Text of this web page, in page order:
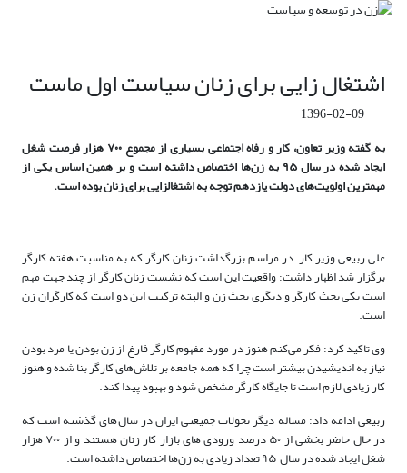
اشتغال زایی برای زنان سیاست اول ماست
1396-02-09
به گفته وزیر تعاون، کار و رفاه اجتماعی بسیاری از مجموع ۷۰۰ هزار فرصت شغل
ایجاد شده در سال ۹۵ به زن‌ها اختصاص داشته است و بر همین اساس یکی از
مهمترین اولویت‌های دولت یازدهم توجه به اشتغالزایی برای زنان بوده است.
علی ربیعی وزیر کار در مراسم بزرگداشت زنان کارگر که به مناسبت هفته کارگر
برگزار شد اظهار داشت:‌ واقعیت این است که نشست زنان کارگر از چند جهت مهم
است یکی بحث کارگر و دیگری بحث زن و البته ترکیب این دو است که کارگران زن
است.
وی تاکید کرد: فکر می‌کنم هنوز در مورد مفهوم کارگر فارغ از زن بودن یا مرد بودن
نیاز به اندیشیدن بیشتر است چرا که همه جامعه بر تلاش‌های کارگر بنا شده و هنوز
کار زیادی لازم است تا جایگاه کارگر مشخص شود و بهبود پیدا کند.
ربیعی ادامه داد: مساله دیگر تحولات جمیعتی ایران در سال‌های گذشته است که
در حال حاضر بخشی از ۵۰ درصد ورودی های بازار کار زنان هستند و از ۷۰۰ هزار
شغل ایجاد شده در سال ۹۵ تعداد زیادی به زن‌ها اختصاص داشته است
.